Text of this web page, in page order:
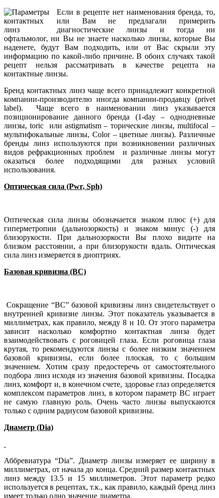
Если в рецепте нет наименования бренда, то,
или Вам не предлагали примерить
диагностические линзы и тогда ни
офтальмолог, ни Вы не знаете насколько линзы, которые Вы
наденете, будут Вам подходить, или от Вас скрыли эту
информацию по какой-либо причине. В обоих случаях такой
рецепт нельзя рассматривать в качестве рецепта на
контактные линзы.
Бренд контактных линз чаще всего принадлежит конкретной
компании-производителю иногда компании-продавцу (privet
label). Чаще всего в наименовании линз указывается
позиционирование данного бренда (1-day – однодневные
линзы, toric или astigmatism – торические линзы, multifocal –
мультифокальные линзы, Color – цветные линзы). Различные
бренды линз используются при возникновении различных
видов рефракционных проблем и различные линзы могут
оказаться более подходящими для разных условий
использования.
Оптическая сила (Pwr, Sph)
Оптическая сила линзы обозначается знаком плюс (+) для
гиперметропии (дальнозоркость) и знаком минус (-) для
близорукости. При дальнозоркости Вы плохо видите на
близком расстоянии, а при близорукости вдаль. Оптическая
сила линз измеряется в диоптриях.
Базовая кривизна (BC)
Сокращение “BC” базовой кривизны линз свидетельствует о
внутренней кривизне линзы. Этот показатель указывается в
миллиметрах, как правило, между 8 и 10. От этого параметра
зависит насколько комфортно контактная линза будет
взаимодействовать с роговицей глаза. Если роговица глаза
крутая, то рекомендуются линзы с более низким значением
базовой кривизны, если более плоская, то с большим
значением. Хотим сразу предостеречь от самостоятельного
подбора линз исходя из значения базовой кривизны. Посадка
линз, комфорт и, в конечном счете, здоровье глаз определяется
комплексом параметров линз, в котором параметр BC играет
не самую главную роль. Очень часто линзы выпускаются
только с одним радиусом базовой кривизны.
Диаметр (Dia)
Аббревиатура “Dia”. Диаметр линзы измеряет ее ширину в
миллиметрах, от начала до конца. Средний размер контактных
линз между 13.5 и 15 миллиметров. Этот параметр редко
используется в рецептах, т.к., как правило, каждый бренд линз
имеет только одно значение диаметра.